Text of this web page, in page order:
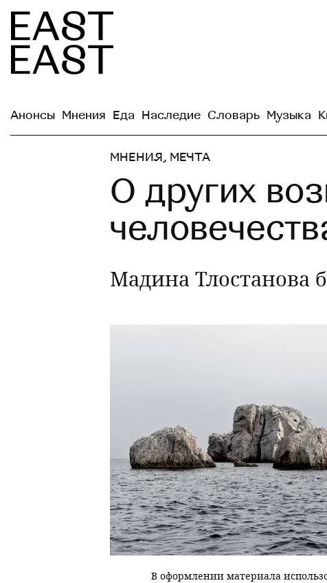
Анонсы Мнения Еда Наследие Словарь Музыка
МНЕНИЯ, МЕЧТА
О других
Мадина Тлостанова
В оформлении материала